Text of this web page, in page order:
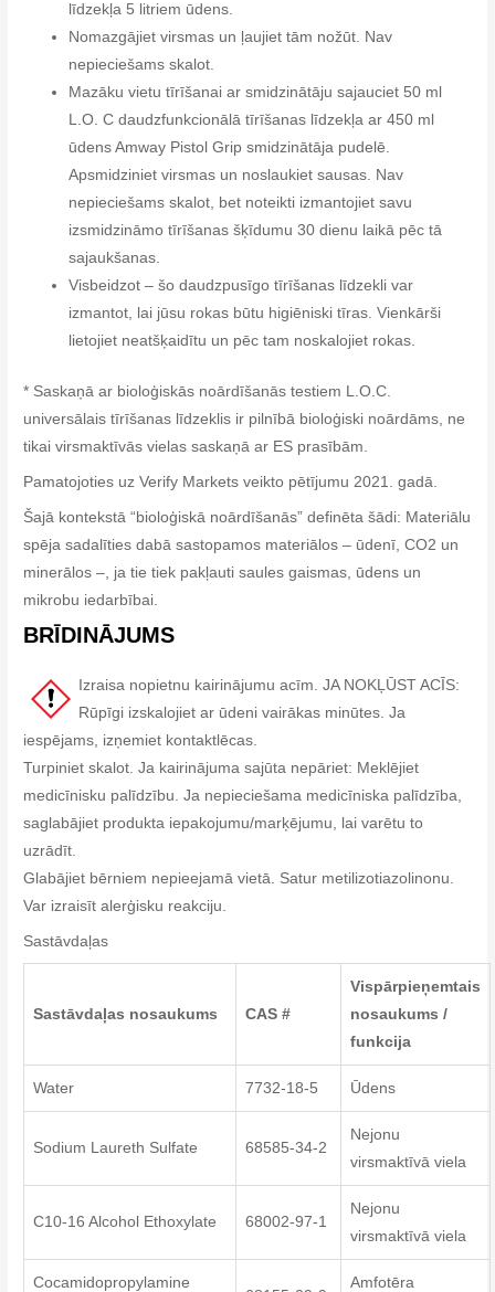
līdzekļa 5 litriem ūdens.
Nomazgājiet virsmas un ļaujiet tām nožūt. Nav
nepieciešams skalot.
Mazāku vietu tīrīšanai ar smidzinātāju sajauciet 50 ml
L.O. C daudzfunkcionālā tīrīšanas līdzekļa ar 450 ml
ūdens Amway Pistol Grip smidzinātāja pudelē.
Apsmidziniet virsmas un noslaukiet sausas. Nav
nepieciešams skalot, bet noteikti izmantojiet savu
izsmidzināmo tīrīšanas šķīdumu 30 dienu laikā pēc tā
sajaukšanas.
Visbeidzot – šo daudzpusīgo tīrīšanas līdzekli var
izmantot, lai jūsu rokas būtu higiēniski tīras. Vienkārši
lietojiet neatšķaidītu un pēc tam noskalojiet rokas.
* Saskaņā ar bioloģiskās noārdīšanās testiem L.O.C.
universālais tīrīšanas līdzeklis ir pilnībā bioloģiski noārdāms, ne
tikai virsmaktīvās vielas saskaņā ar ES prasībām.
Pamatojoties uz Verify Markets veikto pētījumu 2021. gadā.
Šajā kontekstā “bioloģiskā noārdīšanās” definēta šādi: Materiālu
spēja sadalīties dabā sastopamos materiālos – ūdenī, CO2 un
minerālos –, ja tie tiek pakļauti saules gaismas, ūdens un
mikrobu iedarbībai.
BRĪDINĀJUMS
Izraisa nopietnu kairinājumu acīm. JA NOKĻŪST ACĪS:
Rūpīgi izskalojiet ar ūdeni vairākas minūtes. Ja
iespējams, izņemiet kontaktlēcas.
Turpiniet skalot. Ja kairinājuma sajūta nepāriet: Meklējiet
medicīnisku palīdzību. Ja nepieciešama medicīniska palīdzība,
saglabājiet produkta iepakojumu/marķējumu, lai varētu to
uzrādīt.
Glabājiet bērniem nepieejamā vietā. Satur metilizotiazolinonu.
Var izraisīt alerģisku reakciju.
Sastāvdaļas
Sastāvdaļas nosaukums CAS #
Vispārpieņemtais
nosaukums /
funkcija
Water 7732-18-5 Ūdens
Sodium Laureth Sulfate 68585-34-2
Nejonu
virsmaktīvā viela
C10-16 Alcohol Ethoxylate 68002-97-1
Nejonu
virsmaktīvā viela
Cocamidopropylamine
Amfotēra